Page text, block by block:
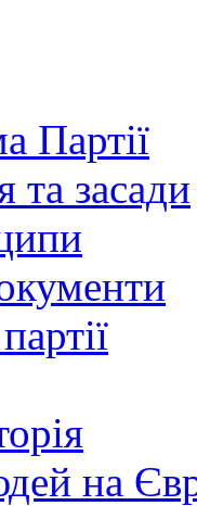
Партії
та засади
на